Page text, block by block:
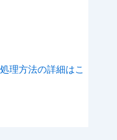
理方法の詳細はこ